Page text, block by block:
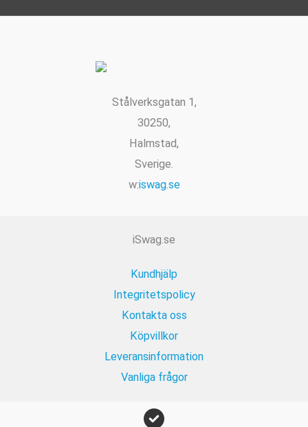
väljas
Stålverksgatan 1,
30250,
Halmstad,
Sverige.
w:iswag.se
iSwag.se
Kundhjälp
Integritetspolicy
Kontakta oss
Köpvillkor
Leveransinformation
Vanliga frågor